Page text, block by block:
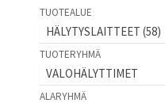
HÄLYTYSLAITTEET (58)
VALOHÄLYTTIMET